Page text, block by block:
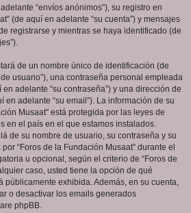
“envíos anónimos”), su registro en
(de aquí en adelante “su cuenta”) y mensajes
registrarse y mientras se haya identificado (de
de un nombre único de identificación (de
usuario”), una contraseña personal empleada
adelante “su contraseña”) y una dirección de
adelante “su email”). La información de su
Musaat” está protegida por las leyes de
en el país en el que estamos instalados.
de su nombre de usuario, su contraseña y su
“Foros de la Fundación Musaat” durante el
u opcional, según el criterio de “Foros de
caso, usted tiene la opción de qué
públicamente exhibida. Además, en su cuenta,
o desactivar los emails generados
phpBB.